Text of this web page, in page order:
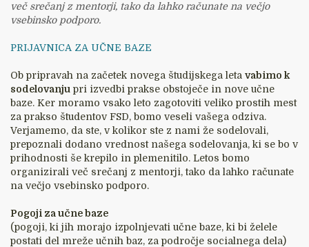
več srečanj z mentorji, tako da lahko računate na večjo
vsebinsko podporo.
PRIJAVNICA ZA UČNE BAZE
Ob pripravah na začetek novega študijskega leta vabimo k
sodelovanju pri izvedbi prakse obstoječe in nove učne
baze. Ker moramo vsako leto zagotoviti veliko prostih mest
za prakso študentov FSD, bomo veseli vašega odziva.
Verjamemo, da ste, v kolikor ste z nami že sodelovali,
prepoznali dodano vrednost našega sodelovanja, ki se bo v
prihodnosti še krepilo in plemenitilo. Letos bomo
organizirali več srečanj z mentorji, tako da lahko računate
na večjo vsebinsko podporo.
Pogoji za učne baze
(pogoji, ki jih morajo izpolnjevati učne baze, ki bi želele
postati del mreže učnih baz, za področje socialnega dela)